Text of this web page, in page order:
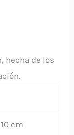
hecha de los
cm